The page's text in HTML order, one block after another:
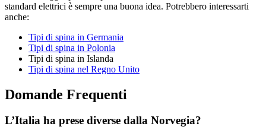
standard elettrici è sempre una buona idea. Potrebbero interessarti
anche:
Tipi di spina in Germania
Tipi di spina in Polonia
Tipi di spina in Islanda
Tipi di spina nel Regno Unito
Domande Frequenti
L’Italia ha prese diverse dalla Norvegia?